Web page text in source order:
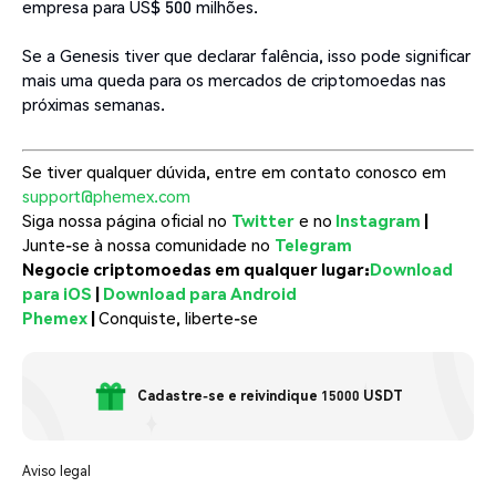
empresa para US$ 500 milhões.
Se a Genesis tiver que declarar falência, isso pode significar
mais uma queda para os mercados de criptomoedas nas
próximas semanas.
Se tiver qualquer dúvida, entre em contato conosco em
support@phemex.com
Siga nossa página oficial no Twitter e no Instagram |
Junte-se à nossa comunidade no Telegram
Negocie criptomoedas em qualquer lugar:Download
para iOS | Download para Android
Phemex |Conquiste, liberte-se
Cadastre-se e reivindique 15000 USDT
Aviso legal